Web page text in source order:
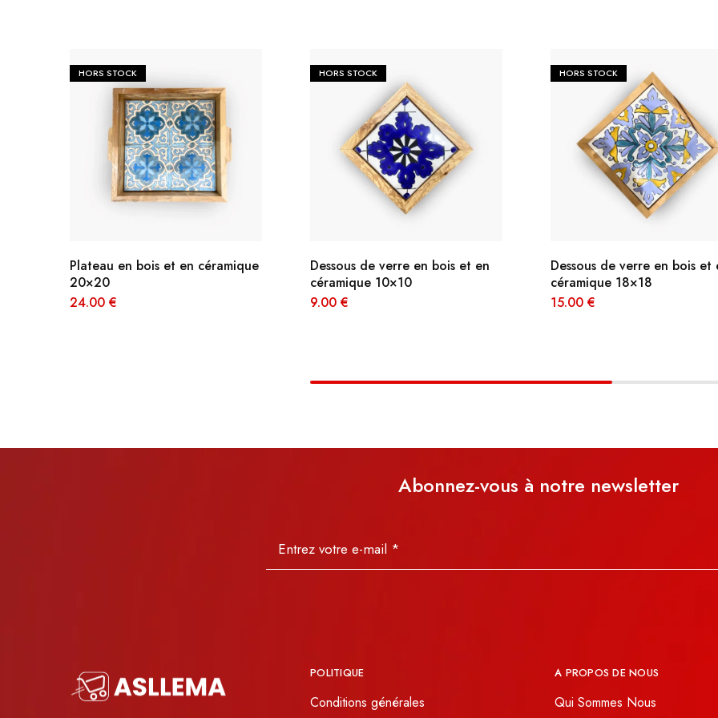
INARA
HORS STOCK
Plateau en bois et en céramique
20×20
24.00 €
HORS STOCK
Dessous de verre en bois et en
céramique 10×10
9.00 €
HORS STOCK
Dessous de verre en bois et
céramique 18×18
15.00 €
Abonnez-vous à notre newsletter
POLITIQUE
Conditions générales
A PROPOS DE NOUS
Qui Sommes Nous